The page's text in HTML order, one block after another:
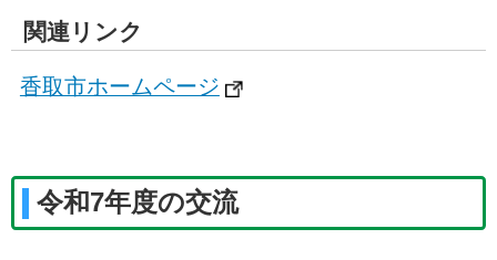
関連リンク
香取市ホームページ
令和7年度の交流